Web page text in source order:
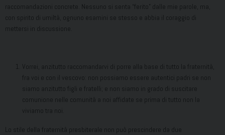
raccomandazioni concrete. Nessuno si senta “ferito” dalle mie parole, ma,
con spirito di umiltà, ognuno esamini se stesso e abbia il coraggio di
mettersi in discussione.
Vorrei, anzitutto raccomandarvi di porre alla base di tutto la fraternità,
fra voi e con il vescovo: non possiamo essere autentici padri se non
siamo anzitutto figli e fratelli; e non siamo in grado di suscitare
comunione nelle comunità a noi affidate se prima di tutto non la
viviamo tra noi.
Lo stile della fraternità presbiterale non può prescindere da due